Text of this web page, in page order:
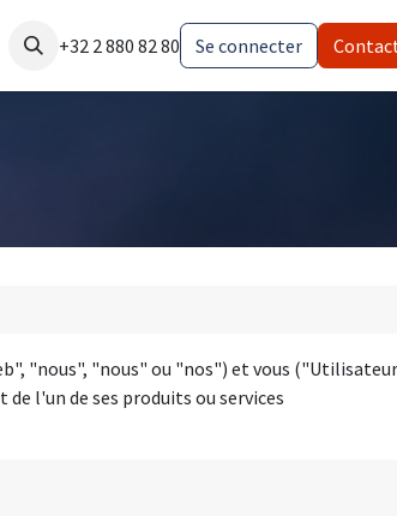
Simulation+32 2 880 82 80 Se connecter
"nous", "nous" ou "nos") et vous
l'un de ses produits ou services